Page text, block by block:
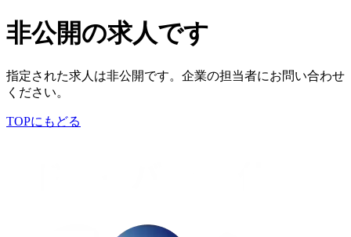
非公開の求人です
指定された求人は非公開です。企業の担当者にお問い合わせ
ください。
TOPにもどる